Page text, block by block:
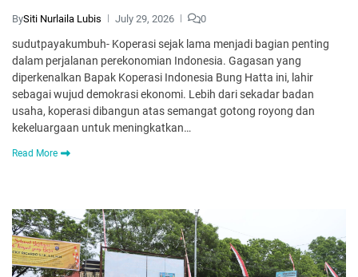
BySiti Nurlaila Lubis July 29, 2026 0
sudutpayakumbuh- Koperasi sejak lama menjadi bagian penting
dalam perjalanan perekonomian Indonesia. Gagasan yang
diperkenalkan Bapak Koperasi Indonesia Bung Hatta ini, lahir
sebagai wujud demokrasi ekonomi. Lebih dari sekadar badan
usaha, koperasi dibangun atas semangat gotong royong dan
kekeluargaan untuk meningkatkan…
Read More